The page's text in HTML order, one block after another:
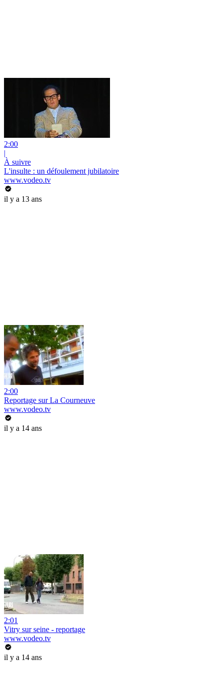
2:00
|
À suivre
L'insulte : un défoulement jubilatoire
www.vodeo.tv
il y a 13 ans
2:00
Reportage sur La Courneuve
www.vodeo.tv
il y a 14 ans
2:01
Vitry sur seine - reportage
www.vodeo.tv
il y a 14 ans